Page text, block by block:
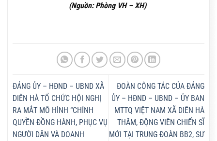
(Nguồn: Phòng VH – XH)
ĐẢNG ỦY – HĐND – UBND XÃ
DIÊN HÀ TỔ CHỨC HỘI NGHỊ
RA MẮT MÔ HÌNH “CHÍNH
QUYỀN ĐỒNG HÀNH, PHỤC VỤ
NGƯỜI DÂN VÀ DOANH
ĐOÀN CÔNG TÁC CỦA ĐẢNG
ỦY – HĐND – UBND – ỦY BAN
MTTQ VIỆT NAM XÃ DIÊN HÀ
THĂM, ĐỘNG VIÊN CHIẾN SĨ
MỚI TẠI TRUNG ĐOÀN BB2, SƯ